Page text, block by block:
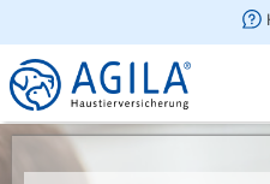
×
AGILA Kunden-App
Gratis - Im Play Store laden